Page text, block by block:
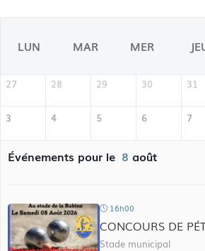
LUN MAR MER
27 28 29 30 31
3 4 5 6 7
Événements pour le 8 août
16h00
CONCOURS DE
Stade municipal